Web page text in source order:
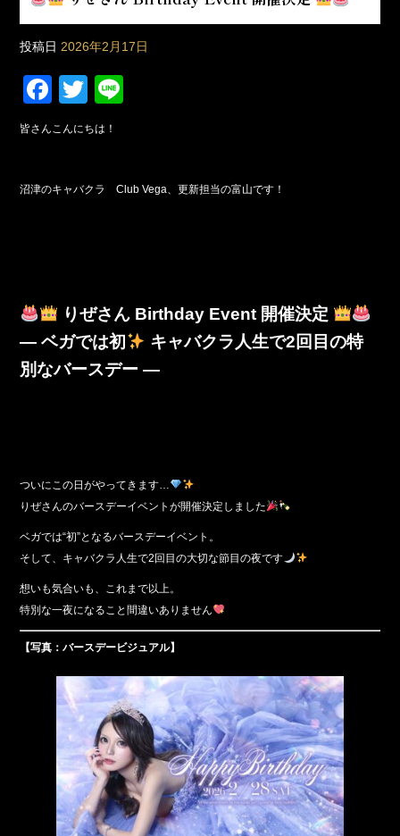
投稿日 2026年2月17日
F
a
b
T
wi
皆さんこんにちは！
沼津のキャバクラ Club Vega、更新担当の富山です！
りぜさん Birthday Event 開催決定
― ベガでは初
キャバクラ人生で2回目の特
別なバースデー ―
ついにこの日がやってきます…
りぜさんのバースデーイベントが開催決定しました
ベガでは“初”となるバースデーイベント。
そして、キャバクラ人生で2回目の大切な節目の夜です
想いも気合いも、これまで以上。
特別な一夜になること間違いありません
【写真：バースデービジュアル】